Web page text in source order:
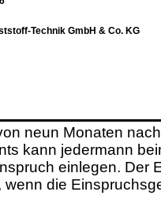
Technik GmbH & Co. KG
neun Monaten
kann jedermann
einlegen. Der
wenn die